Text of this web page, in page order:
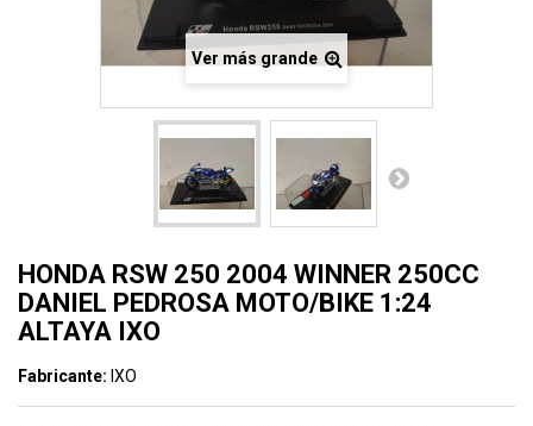
Ver más grande
HONDA RSW 250 2004 WINNER 250CC
DANIEL PEDROSA MOTO/BIKE 1:24
ALTAYA IXO
Fabricante: IXO